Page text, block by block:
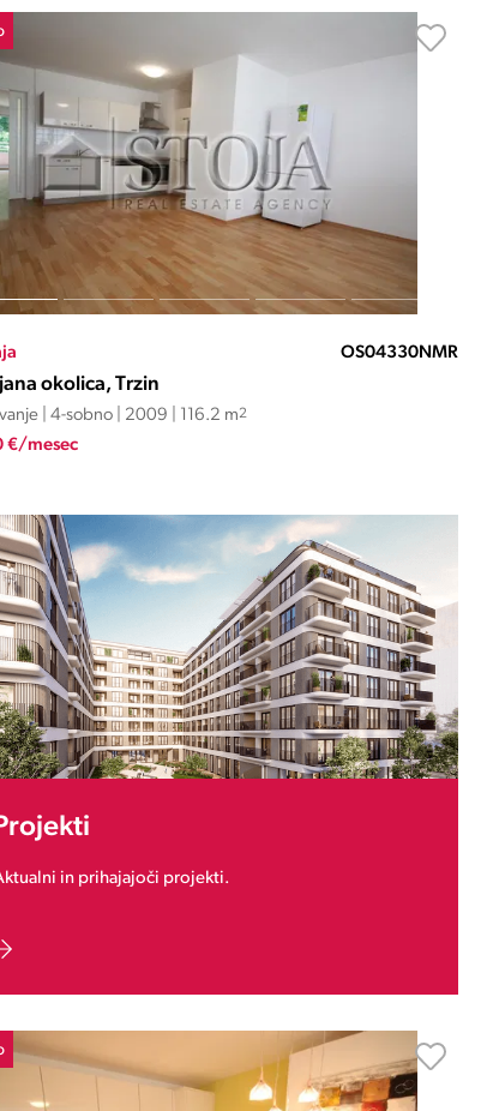
OS04330NMR
okolica, Trzin
| 4-sobno | 2009 | 116.2 m2
€/mesec
in prihajajoči projekti.